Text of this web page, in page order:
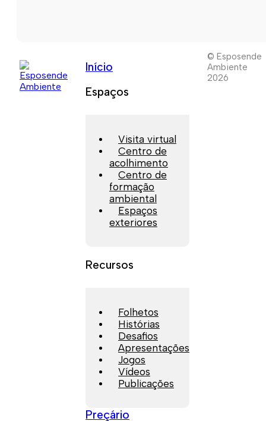
Início
Espaços
Visita virtual
Centro de
acolhimento
Centro de
formação
ambiental
Espaços
exteriores
Recursos
Folhetos
Histórias
Desafios
Apresentações
Jogos
Vídeos
Publicações
Preçário
© Esposende
Ambiente
2026